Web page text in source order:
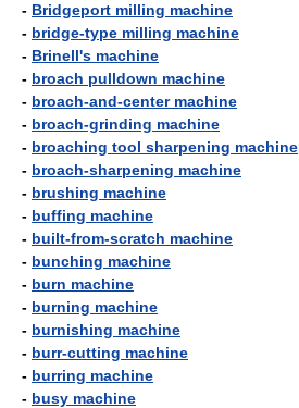
- Bridgeport milling machine
- bridge-type milling machine
- Brinell's machine
- broach pulldown machine
- broach-and-center machine
- broach-grinding machine
- broaching tool sharpening machine
- broach-sharpening machine
- brushing machine
- buffing machine
- built-from-scratch machine
- bunching machine
- burn machine
- burning machine
- burnishing machine
- burr-cutting machine
- burring machine
- busy machine